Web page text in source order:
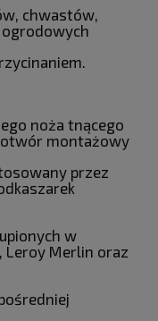
chwastów,
ogrodowych
noża tnącego
montażowy
przez
w
Leroy Merlin oraz